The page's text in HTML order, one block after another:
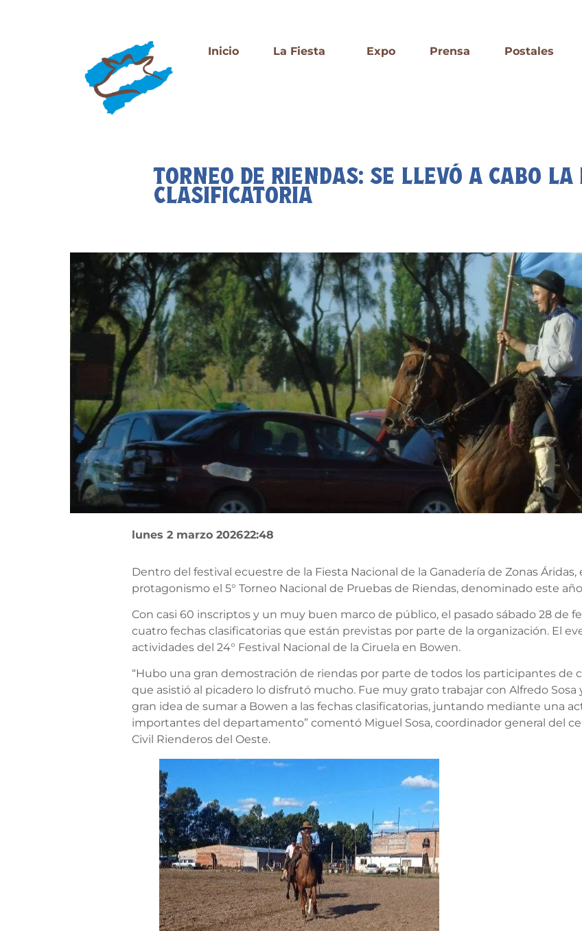
Inicio La Fiesta Expo Prensa Postales
TORNEO DE RIENDAS: SE LLEVÓ A CABO
CLASIFICATORIA
lunes 2 marzo 202622:48
Dentro del festival ecuestre de la Fiesta Nacional de la Ganadería de Zonas
protagonismo el 5° Torneo Nacional de Pruebas de Riendas, denominado este año
Con casi 60 inscriptos y un muy buen marco de público, el pasado sábado 28 de
cuatro fechas clasificatorias que están previstas por parte de la organización. El
actividades del 24° Festival Nacional de la Ciruela en Bowen.
“Hubo una gran demostración de riendas por parte de todos los participantes de
que asistió al picadero lo disfrutó mucho. Fue muy grato trabajar con Alfredo
gran idea de sumar a Bowen a las fechas clasificatorias, juntando mediante una
importantes del departamento” comentó Miguel Sosa, coordinador general del
Civil Rienderos del Oeste.